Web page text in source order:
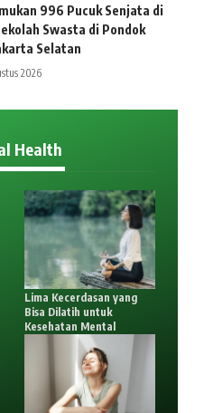
996 Pucuk Senjata di
Swasta di Pondok
Selatan
2026
Health
Lima Kecerdasan yang
Bisa Dilatih untuk
Kesehatan Mental